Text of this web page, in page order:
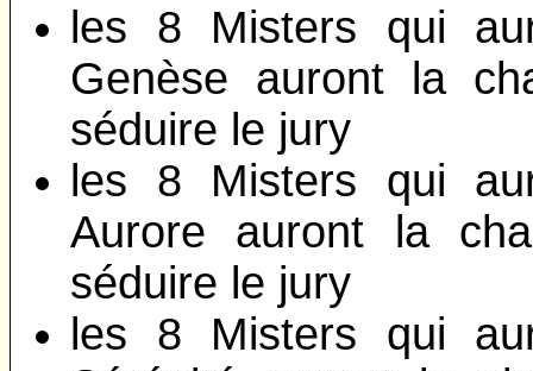
les 8 Misters qui
Genèse auront la
séduire le jury
les 8 Misters qui
Aurore auront la
séduire le jury
les 8 Misters qui